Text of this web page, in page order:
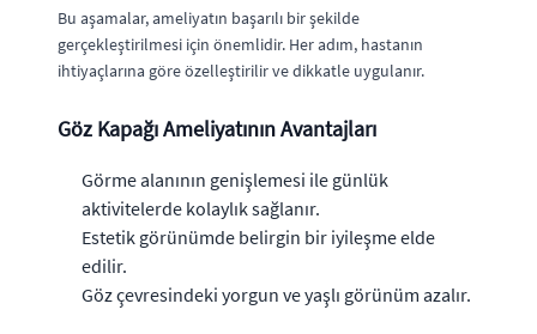
Bu aşamalar, ameliyatın başarılı bir şekilde
gerçekleştirilmesi için önemlidir. Her adım, hastanın
ihtiyaçlarına göre özelleştirilir ve dikkatle uygulanır.
Göz Kapağı Ameliyatının Avantajları
Görme alanının genişlemesi ile günlük
aktivitelerde kolaylık sağlanır.
Estetik görünümde belirgin bir iyileşme elde
edilir.
Göz çevresindeki yorgun ve yaşlı görünüm azalır.